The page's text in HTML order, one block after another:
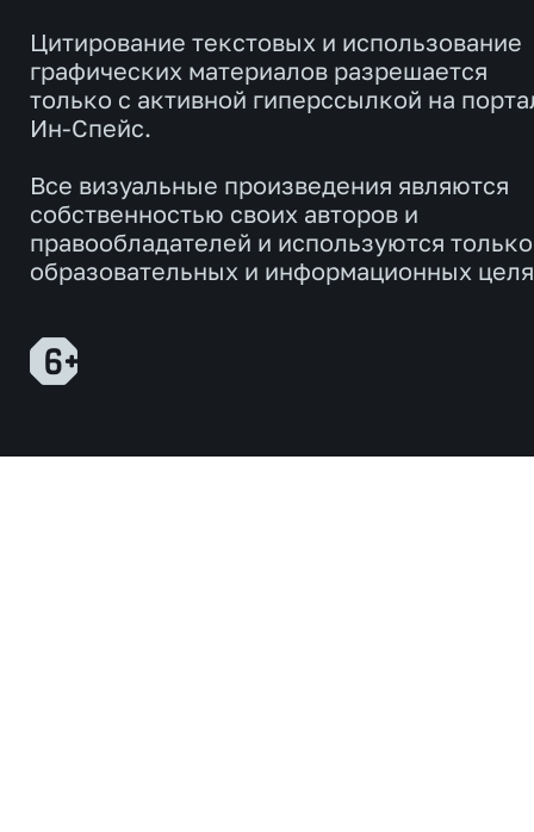
Цитирование текстовых и использование
графических материалов разрешается
только с активной гиперссылкой на
Ин-Спейс.
Все визуальные произведения являются
собственностью своих авторов и
правообладателей и используются
образовательных и информационных